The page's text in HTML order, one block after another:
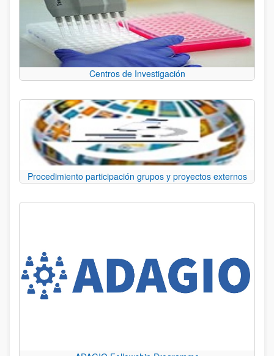
Centros de Investigación
Procedimiento participación grupos y proyectos externos